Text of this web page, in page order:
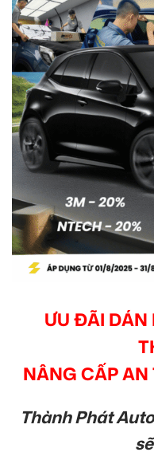
ƯU ĐÃI DÁN
NÂNG CẤP
Thành Phát